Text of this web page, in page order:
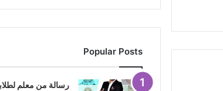
Popular Posts
رسالة من معلم